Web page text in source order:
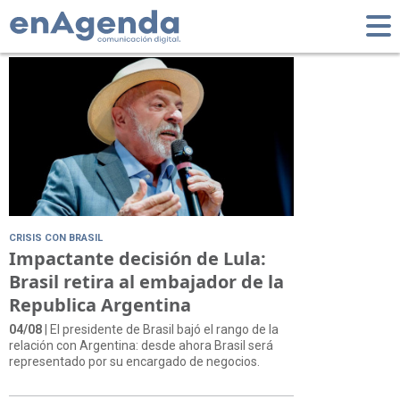
Tag: #Lula
CRISIS CON BRASIL
Impactante decisión de Lula:
Brasil retira al embajador de la
Republica Argentina
04/08 | El presidente de Brasil bajó el rango de la
relación con Argentina: desde ahora Brasil será
representado por su encargado de negocios.